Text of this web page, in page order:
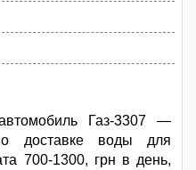
Газ-3307 —
доставке воды для
700-1300, грн в день,